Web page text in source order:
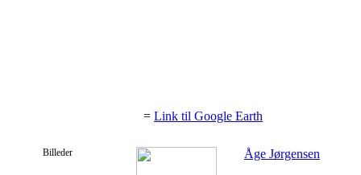
= Link til Google Earth
Billeder Åge Jørgensen